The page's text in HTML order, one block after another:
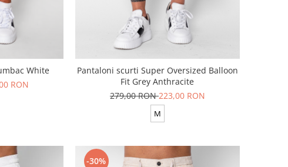
White
RON
Pantaloni scurti Super Oversized Balloon
Fit Grey Anthracite
279,00 RON223,00 RON
M
-30%